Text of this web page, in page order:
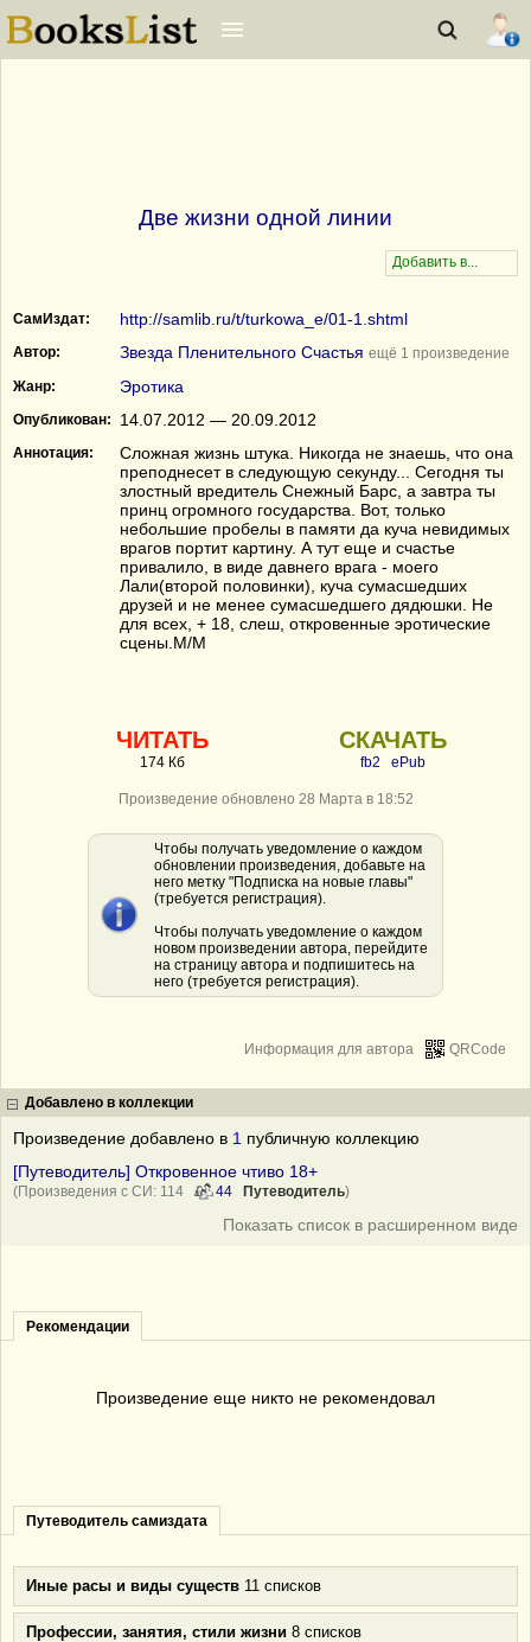
Две жизни одной линии
СамИздат: http://samlib.ru/t/turkowa_e/01-1.shtml
Автор: Звезда Пленительного Счастья ещё 1 произведение
Жанр:
Эротика
Опубликован: 14.07.2012 — 20.09.2012
Аннотация:
Сложная жизнь штука. Никогда не знаешь, что она
преподнесет в следующую секунду... Сегодня ты
злостный вредитель Снежный Барс, а завтра ты
принц огромного государства. Вот, только
небольшие пробелы в памяти да куча невидимых
врагов портит картину. А тут еще и счастье
привалило, в виде давнего врага - моего
Лали(второй половинки), куча сумасшедших
друзей и не менее сумасшедшего дядюшки. Не
для всех, + 18, слеш, откровенные эротические
сцены.М/М
ЧИТАТЬ
174 Кб
СКАЧАТЬ
fb2 ePub
Произведение обновлено 28 Марта в 18:52
Чтобы получать уведомление о каждом
обновлении произведения, добавьте на
него метку "Подписка на новые главы"
(требуется регистрация).
Чтобы получать уведомление о каждом
новом произведении автора, перейдите
на страницу автора и подпишитесь на
него (требуется регистрация).
QRCode
Информация для автора
Добавлено в коллекции
Произведение добавлено в 1 публичную коллекцию
[Путеводитель] Откровенное чтиво 18+
(Произведения с СИ: 114 44 Путеводитель)
Показать список в расширенном виде
Рекомендации
Произведение еще никто не рекомендовал
Путеводитель самиздата
Иные расы и виды существ 11 списков
Профессии, занятия, стили жизни 8 списков